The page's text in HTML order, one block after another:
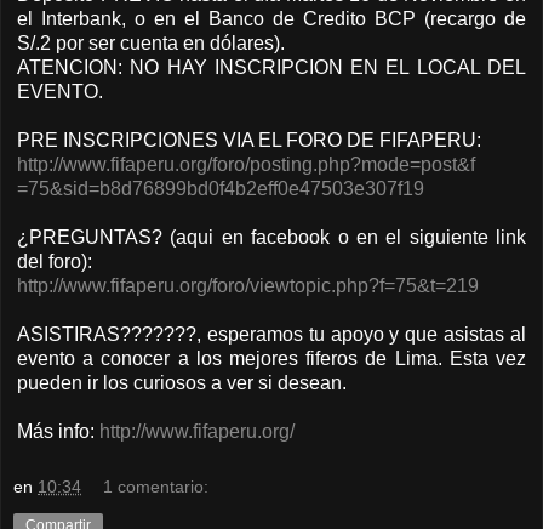
el Interbank, o en el Banco de Credito BCP (recargo de
S/.2 por ser cuenta en dólares).
ATENCION: NO HAY INSCRIPCION EN EL LOCAL DEL
EVENTO.
PRE INSCRIPCIONES VIA EL FORO DE FIFAPERU:
http://www.fifaperu.org/foro/posting.php?mode=post&f
=75&sid=b8d76899bd0f4b2eff0e47503e307f19
¿PREGUNTAS? (aqui en facebook o en el siguiente link
del foro):
http://www.fifaperu.org/foro/viewtopic.php?f=75&t=21 9
ASISTIRAS???????, esperamos tu apoyo y que asistas al
evento a conocer a los mejores fiferos de Lima. Esta vez
pueden ir los curiosos a ver si desean.
Más info: http://www.fifaperu.org/
en 10:34 1 comentario: